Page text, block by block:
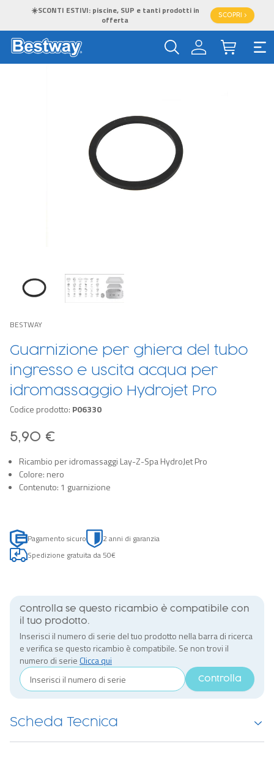
☀️SCONTI ESTIVI: piscine, SUP e tanti prodotti in
offerta
SCOPRI >
BESTWAY
Guarnizione per ghiera del tubo
ingresso e uscita acqua per
idromassaggio Hydrojet Pro
Codice prodotto: P06330
5,90 €
Ricambio per idromassaggi Lay-Z-Spa HydroJet Pro
Colore: nero
Contenuto: 1 guarnizione
Pagamento sicuro
2 anni di garanzia
Spedizione gratuita da 50€
Controlla se questo ricambio è compatibile con
il tuo prodotto.
Inserisci il numero di serie del tuo prodotto nella barra di ricerca
e verifica se questo ricambio è compatibile. Se non trovi il
numero di serie Clicca qui
Controlla
Scheda Tecnica